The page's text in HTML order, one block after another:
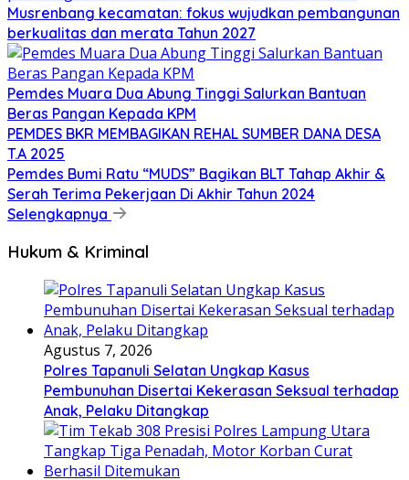
Musrenbang kecamatan: fokus wujudkan pembangunan
berkualitas dan merata Tahun 2027
Pemdes Muara Dua Abung Tinggi Salurkan Bantuan
Beras Pangan Kepada KPM
PEMDES BKR MEMBAGIKAN REHAL SUMBER DANA DESA
T.A 2025
Pemdes Bumi Ratu “MUDS” Bagikan BLT Tahap Akhir &
Serah Terima Pekerjaan Di Akhir Tahun 2024
Selengkapnya
Hukum & Kriminal
Agustus 7, 2026
Polres Tapanuli Selatan Ungkap Kasus
Pembunuhan Disertai Kekerasan Seksual terhadap
Anak, Pelaku Ditangkap